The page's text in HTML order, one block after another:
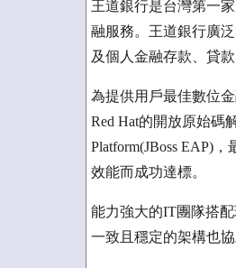
王道銀行是台灣第一
融服務。王道銀行廣
及個人金融存款、貸
為提供用戶最佳數位
Red Hat的開放原始碼
Platform(JBoss EAP)
效能而成功達標。
能力強大的IT團隊搭
一致且穩定的架構也